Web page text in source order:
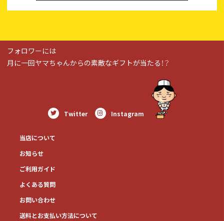
フォロワーには
月に一回ヤマちゃんからの素敵なギフトが当たる！？
Twitter Instagram
当店について
お知らせ
ご利用ガイド
よくある質問
お問い合わせ
送料とお⽀払い⽅法について